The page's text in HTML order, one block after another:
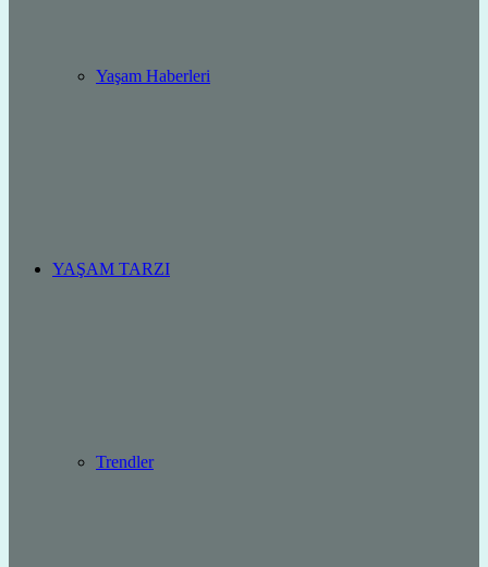
Yaşam Haberleri
YAŞAM TARZI
Trendler